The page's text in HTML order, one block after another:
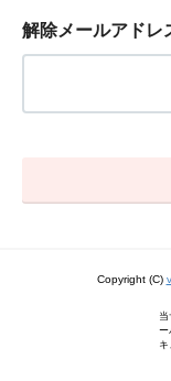
解除メールアドレ
Copyright (C)
ー